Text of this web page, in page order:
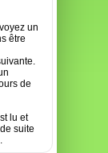
un
être
de
lu et
suite